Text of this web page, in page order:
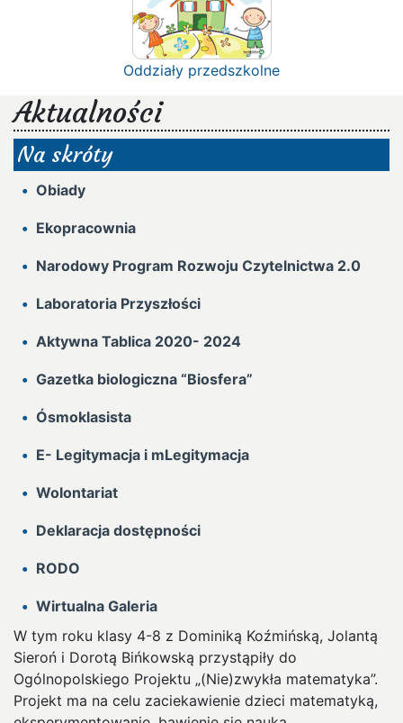
Oddziały przedszkolne
Aktualności
Na skróty
Obiady
Ekopracownia
Narodowy Program Rozwoju Czytelnictwa 2.0
Laboratoria Przyszłości
Aktywna Tablica 2020- 2024
Gazetka biologiczna “Biosfera”
Ósmoklasista
E- Legitymacja i mLegitymacja
Wolontariat
Deklaracja dostępności
RODO
Wirtualna Galeria
W tym roku klasy 4-8 z Dominiką Koźmińską, Jolantą
Sieroń i Dorotą Bińkowską przystąpiły do
Ogólnopolskiego Projektu „(Nie)zwykła matematyka”.
Projekt ma na celu zaciekawienie dzieci matematyką,